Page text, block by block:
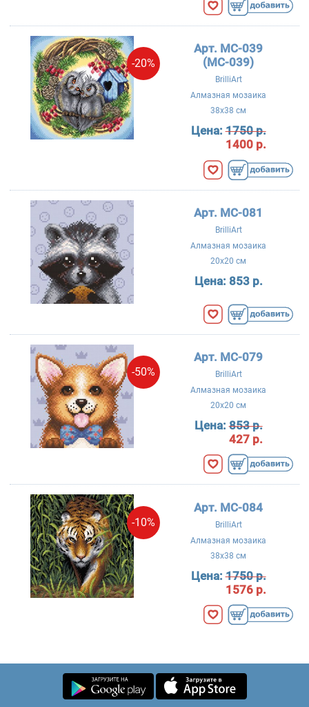
-20%
Арт. MC-039
(МС-039)
BrilliArt
Алмазная мозаика
38x38 см
Цена:1750 р.
1400 р.
Арт. MC-081
BrilliArt
Алмазная мозаика
20x20 см
Цена: 853 р.
-50%
Арт. MC-079
BrilliArt
Алмазная мозаика
20x20 см
Цена:853 р.
427 р.
-10%
Арт. MC-084
BrilliArt
Алмазная мозаика
38x38 см
Цена:1750 р.
1576 р.